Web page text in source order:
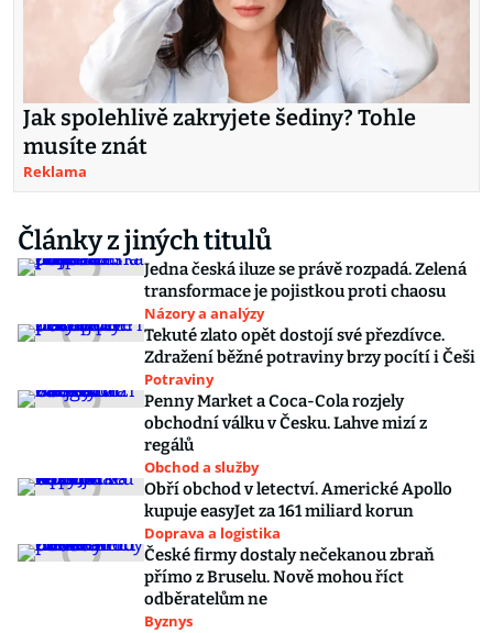
Jak spolehlivě zakryjete šediny? Tohle
musíte znát
Reklama
Články z jiných titulů
Jedna česká iluze se právě rozpadá. Zelená
transformace je pojistkou proti chaosu
Názory a analýzy
Tekuté zlato opět dostojí své přezdívce.
Zdražení běžné potraviny brzy pocítí i Češi
Potraviny
Penny Market a Coca-Cola rozjely
obchodní válku v Česku. Lahve mizí z
regálů
Obchod a služby
Obří obchod v letectví. Americké Apollo
kupuje easyJet za 161 miliard korun
Doprava a logistika
České firmy dostaly nečekanou zbraň
přímo z Bruselu. Nově mohou říct
odběratelům ne
Byznys